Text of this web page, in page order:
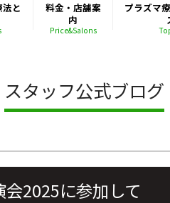
と
料金・店舗案
内
Price&Salons
プラズマ
スタッフ公式ブログ
2025に参加して